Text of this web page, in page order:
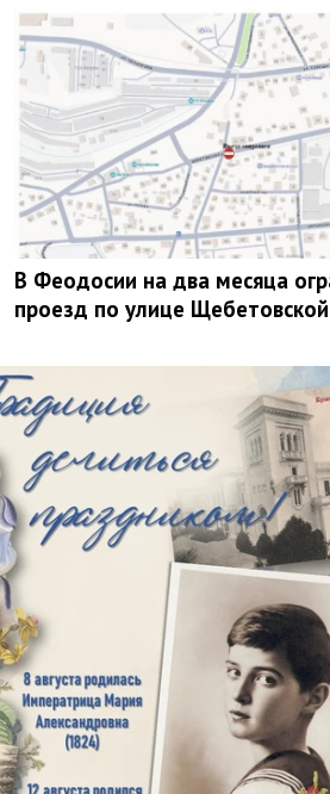
В Феодосии на два месяца
проезд по улице Щебетовской